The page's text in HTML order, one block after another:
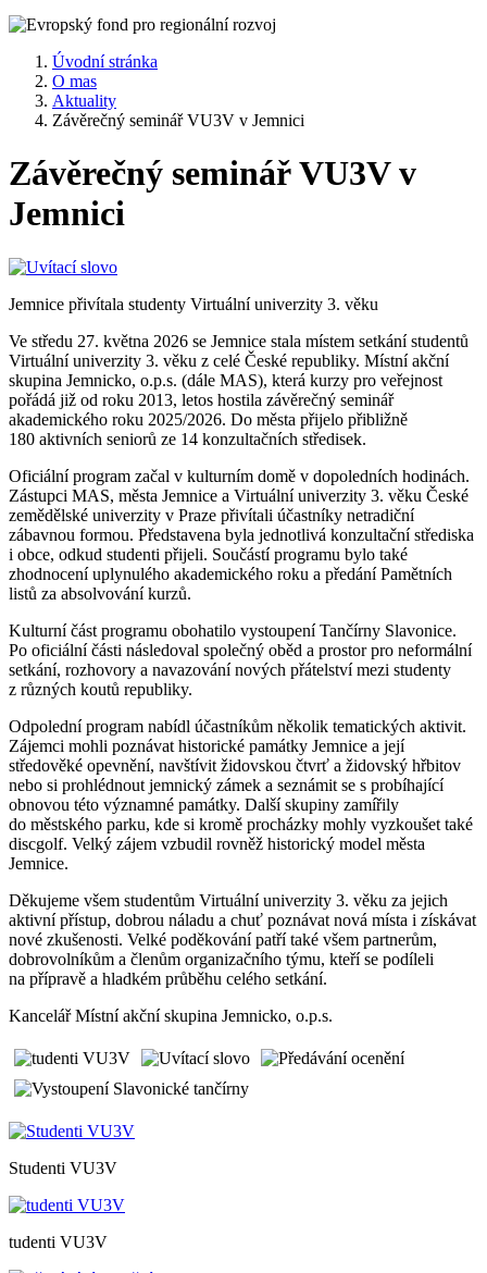
Úvodní stránka
O mas
Aktuality
Závěrečný seminář VU3V v Jemnici
Závěrečný seminář VU3V v
Jemnici
Jemnice přivítala studenty Virtuální univerzity 3. věku
Ve středu 27. května 2026 se Jemnice stala místem setkání studentů
Virtuální univerzity 3. věku z celé České republiky. Místní akční
skupina Jemnicko, o.p.s. (dále MAS), která kurzy pro veřejnost
pořádá již od roku 2013, letos hostila závěrečný seminář
akademického roku 2025/2026. Do města přijelo přibližně
180 aktivních seniorů ze 14 konzultačních středisek.
Oficiální program začal v kulturním domě v dopoledních hodinách.
Zástupci MAS, města Jemnice a Virtuální univerzity 3. věku České
zemědělské univerzity v Praze přivítali účastníky netradiční
zábavnou formou. Představena byla jednotlivá konzultační střediska
i obce, odkud studenti přijeli. Součástí programu bylo také
zhodnocení uplynulého akademického roku a předání Pamětních
listů za absolvování kurzů.
Kulturní část programu obohatilo vystoupení Tančírny Slavonice.
Po oficiální části následoval společný oběd a prostor pro neformální
setkání, rozhovory a navazování nových přátelství mezi studenty
z různých koutů republiky.
Odpolední program nabídl účastníkům několik tematických aktivit.
Zájemci mohli poznávat historické památky Jemnice a její
středověké opevnění, navštívit židovskou čtvrť a židovský hřbitov
nebo si prohlédnout jemnický zámek a seznámit se s probíhající
obnovou této významné památky. Další skupiny zamířily
do městského parku, kde si kromě procházky mohly vyzkoušet také
discgolf. Velký zájem vzbudil rovněž historický model města
Jemnice.
Děkujeme všem studentům Virtuální univerzity 3. věku za jejich
aktivní přístup, dobrou náladu a chuť poznávat nová místa i získávat
nové zkušenosti. Velké poděkování patří také všem partnerům,
dobrovolníkům a členům organizačního týmu, kteří se podíleli
na přípravě a hladkém průběhu celého setkání.
Kancelář Místní akční skupina Jemnicko, o.p.s.
Studenti VU3V
tudenti VU3V